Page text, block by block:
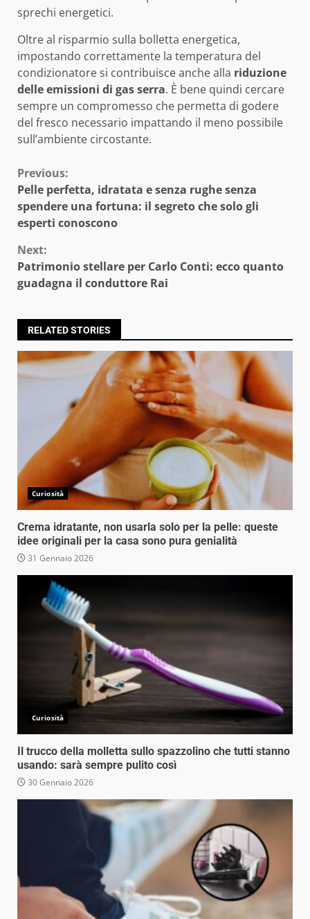
sprechi energetici.
Oltre al risparmio sulla bolletta energetica,
impostando correttamente la temperatura del
condizionatore si contribuisce anche alla riduzione
delle emissioni di gas serra. È bene quindi cercare
sempre un compromesso che permetta di godere
del fresco necessario impattando il meno possibile
sull’ambiente circostante.
Continue
Reading
Previous:
Pelle perfetta, idratata e senza rughe senza
spendere una fortuna: il segreto che solo gli
esperti conoscono
Next:
Patrimonio stellare per Carlo Conti: ecco quanto
guadagna il conduttore Rai
RELATED STORIES
Curiosità
Crema idratante, non usarla solo per la pelle: queste
idee originali per la casa sono pura genialità
31 Gennaio 2026
Curiosità
Il trucco della molletta sullo spazzolino che tutti stanno
usando: sarà sempre pulito così
30 Gennaio 2026